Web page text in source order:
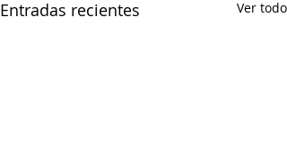
Entradas recientes Ver todo